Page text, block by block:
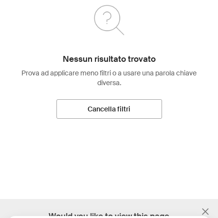
Nessun risultato trovato
Prova ad applicare meno filtri o a usare una parola chiave
diversa.
Cancella filtri